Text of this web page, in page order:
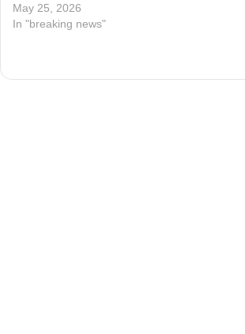
May 25, 2026
In "breaking news"